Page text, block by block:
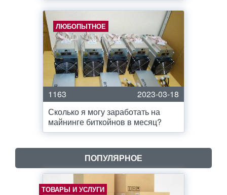
ЛЮБОПЫТНОЕ
1163
2023-03-18
Сколько я могу заработать на
майнинге биткойнов в месяц?
ПОПУЛЯРНОЕ
ТОВАРЫ И УСЛУГИ